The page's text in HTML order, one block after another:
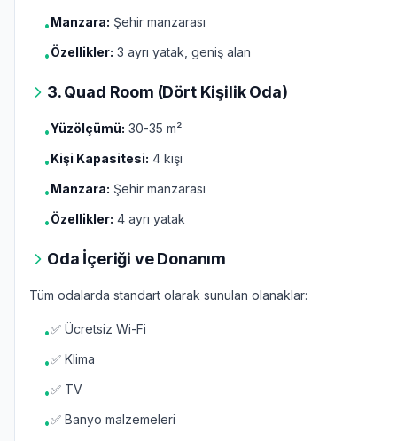
•Manzara: Şehir manzarası
•Özellikler: 3 ayrı yatak, geniş alan
3. Quad Room (Dört Kişilik Oda)
•Yüzölçümü: 30-35 m²
•Kişi Kapasitesi: 4 kişi
•Manzara: Şehir manzarası
•Özellikler: 4 ayrı yatak
Oda İçeriği ve Donanım
Tüm odalarda standart olarak sunulan olanaklar:
•✅ Ücretsiz Wi-Fi
•✅ Klima
•✅ TV
•✅ Banyo malzemeleri